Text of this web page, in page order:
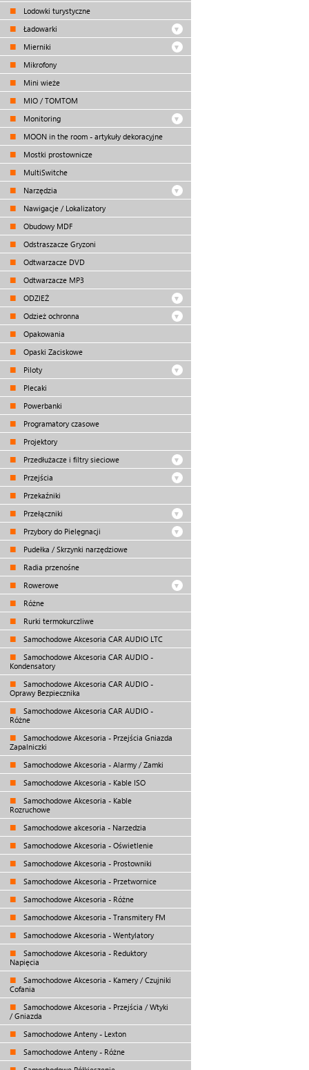
Lodowki turystyczne
Ładowarki
Mierniki
Mikrofony
Mini wieże
MIO / TOMTOM
Monitoring
MOON in the room - artykuły dekoracyjne
Mostki prostownicze
MultiSwitche
Narzędzia
Nawigacje / Lokalizatory
Obudowy MDF
Odstraszacze Gryzoni
Odtwarzacze DVD
Odtwarzacze MP3
ODZIEŻ
Odzież ochronna
Opakowania
Opaski Zaciskowe
Piloty
Plecaki
Powerbanki
Programatory czasowe
Projektory
Przedłużacze i filtry sieciowe
Przejścia
Przekaźniki
Przełączniki
Przybory do Pielęgnacji
Pudełka / Skrzynki narzędziowe
Radia przenośne
Rowerowe
Różne
Rurki termokurczliwe
Samochodowe Akcesoria CAR AUDIO LTC
Samochodowe Akcesoria CAR AUDIO -
Kondensatory
Samochodowe Akcesoria CAR AUDIO -
Oprawy Bezpiecznika
Samochodowe Akcesoria CAR AUDIO -
Różne
Samochodowe Akcesoria - Przejścia Gniazda
Zapalniczki
Samochodowe Akcesoria - Alarmy / Zamki
Samochodowe Akcesoria - Kable ISO
Samochodowe Akcesoria - Kable
Rozruchowe
Samochodowe akcesoria - Narzedzia
Samochodowe Akcesoria - Oświetlenie
Samochodowe Akcesoria - Prostowniki
Samochodowe Akcesoria - Przetwornice
Samochodowe Akcesoria - Różne
Samochodowe Akcesoria - Transmitery FM
Samochodowe Akcesoria - Wentylatory
Samochodowe Akcesoria - Reduktory
Napięcia
Samochodowe Akcesoria - Kamery / Czujniki
Cofania
Samochodowe Akcesoria - Przejścia / Wtyki
/ Gniazda
Samochodowe Anteny - Lexton
Samochodowe Anteny - Różne